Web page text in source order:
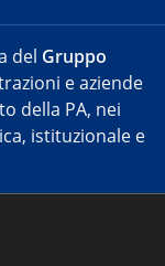
del Gruppo
e aziende
della PA, nei
istituzionale e